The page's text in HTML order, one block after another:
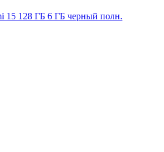
15 128 ГБ 6 ГБ черный полн.